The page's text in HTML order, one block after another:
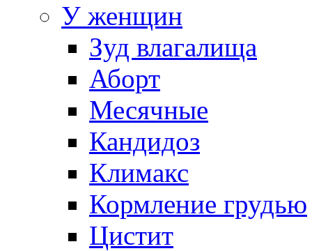
У женщин
Зуд влагалища
Аборт
Месячные
Кандидоз
Климакс
Кормление грудью
Цистит